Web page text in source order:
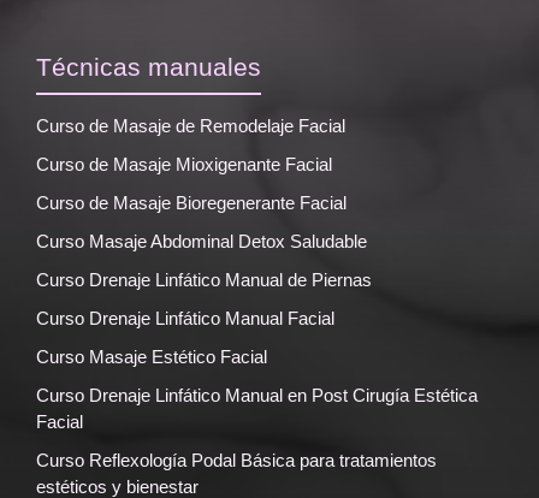
Técnicas manuales
Curso de Masaje de Remodelaje Facial
Curso de Masaje Mioxigenante Facial
Curso de Masaje Bioregenerante Facial
Curso Masaje Abdominal Detox Saludable
Curso Drenaje Linfático Manual de Piernas
Curso Drenaje Linfático Manual Facial
Curso Masaje Estético Facial
Curso Drenaje Linfático Manual en Post Cirugía Estética
Facial
Curso Reflexología Podal Básica para tratamientos
estéticos y bienestar